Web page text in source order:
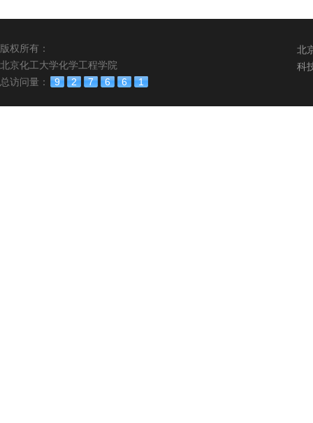
版权所有：
北京化工大学化学工程学院
总访问量：
9 2 7 6 6 1
北
科